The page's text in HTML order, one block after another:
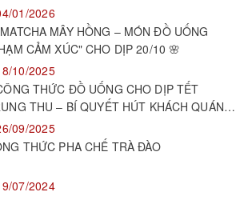
01/2026
MÂY HỒNG – MÓN ĐỒ UỐNG
CẢM XÚC" CHO DỊP 20/10 🌸
10/2025
THU – BÍ QUYẾT HÚT KHÁCH QUÁN